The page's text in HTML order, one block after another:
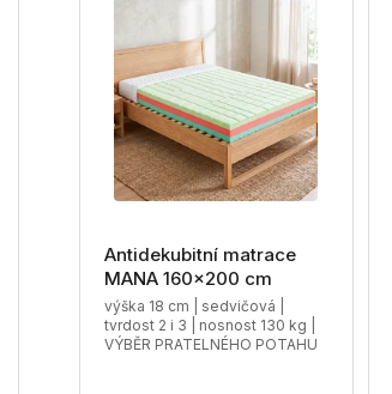
Antidekubitní matrace
MANA 160x200 cm
výška 18 cm | sedvičová |
tvrdost 2 i 3 | nosnost 130 kg |
VÝBĚR PRATELNÉHO POTAHU